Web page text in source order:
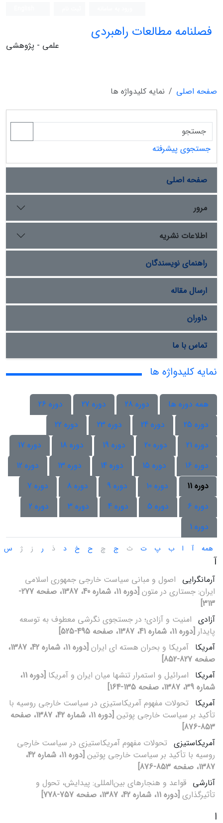
فصلنامه مطالعات راهبردی
علمی - پژوهشی
صفحه اصلی نمایه کلیدواژه ها
جستجوی پیشرفته
صفحه اصلی
مرور
اطلاعات نشریه
راهنمای نویسندگان
ارسال مقاله
داوران
تماس با ما
نمایه کلیدواژه ها
همه دوره ها دوره 28 دوره 27
دوره 26
دوره 25
دوره 24 دوره 23
دوره 22
دوره 21
دوره 20 دوره 19 دوره 18
دوره 17
دوره 16
دوره 15 دوره 14 دوره 13
دوره 12
دوره 11
دوره 10 دوره 9 دوره 8
دوره 7
دوره 6
دوره 5 دوره 4 دوره 3
دوره 2
دوره 1
همه آ ا ب پ ت ث ج چ ح خ د ذ ر ز ژ س
آ
آرمان‏گرایی اصول و مبانی سیاست خارجی جمهوری اسلامی
ایران: جستاری در متون
[دوره 11، شماره 40، 1387، صفحه 277-
313]
آزادی امنیت و آزادی؛ در جستجوی نگرشی معطوف به توسعه
پایدار [دوره 11، شماره 41، 1387، صفحه 495-525]
آمریکا آمریکا و بحران هسته‏ ای ایران
[دوره 11، شماره 42، 1387،
صفحه 827-852]
آمریکا اسرائیل و استمرار تنش‏ها میان ایران و آمریکا
[دوره 11،
شماره 39، 1387، صفحه 135-164]
آمریکا تحولات مفهوم آمریکاستیزی در سیاست خارجی روسیه با
تأکید بر سیاست خارجی پوتین
[دوره 11، شماره 42، 1387، صفحه
853-876]
آمریکاستیزی تحولات مفهوم آمریکاستیزی در سیاست خارجی
روسیه با تأکید بر سیاست خارجی پوتین
[دوره 11، شماره 42،
1387، صفحه 853-876]
آنارشی قواعد و هنجارهای بین‌المللی: پیدایش، تحول و
تأثیرگذاری [دوره 11، شماره 42، 1387، صفحه 757-778]
ا